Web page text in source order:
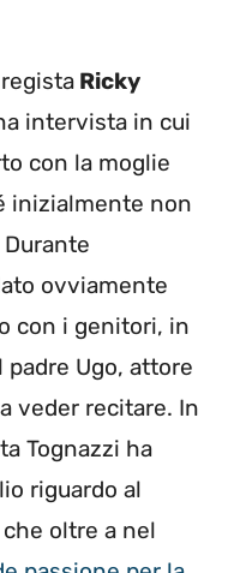
Ricky
intervista in cui
con la moglie
inizialmente non
ovviamente
con i genitori, in
Ugo, attore
veder recitare. In
Tognazzi ha
riguardo al
oltre a nel